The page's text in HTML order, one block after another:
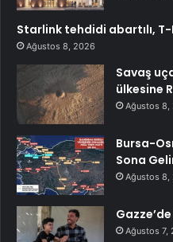
Starlink tehdidi abartılı, T-
Ağustos 8, 2026
Savaş
ülkesine
Ağustos 8,
Bursa-
Sona
Ağustos 8,
Ağustos 7,